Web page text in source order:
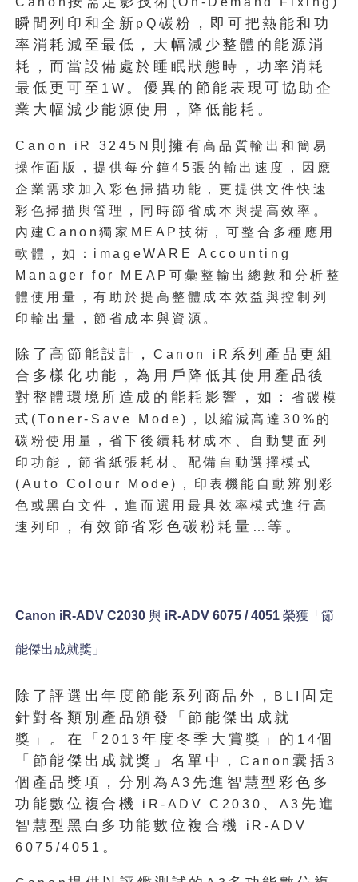
瞬間列印和全新 pQ 碳粉，即可把熱能和功
率消耗減至最低，大幅減少整體的能源消
耗，而當設備處於睡眠狀態時，功率消耗
最低更可至 1W 。優異的節能表現可協助企
業大幅減少能源使用，降低能耗。
Canon iR 3245N 則擁有高品質輸出和簡易
操作面版，提供每分鐘45張的輸出速度，因應
企業需求加入彩色掃描功能，更提供文件快速
彩色掃描與管理，同時節省成本與提高效率。
內建Canon獨家 MEAP 技術，可整合多種應用
軟體，如： imageWARE Accounting
Manager for MEAP 可彙整輸出總數和分析整
體使用量，有助於提高整體成本效益與控制列
印輸出量，節省成本與資源。
除了高節能設計， Canon iR 系列產品更組
合多樣化功能，為用戶降低其使用產品後
對整體環境所造成的能耗影響，如：
省碳模
式 (Toner-Save Mode) ，以縮減高達 30% 的
碳粉使用量，省下後續耗材成本、自動雙面列
印功能，節省紙張耗材、配備自動選擇模式
(Auto Colour Mode)
，印表機能自動辨別彩
色或黑白文件，進而選用最具效率模式進行高
速列印
，有效節省彩色碳粉耗量 …等。
Canon iR-ADV C2030與 iR-ADV 6075 / 4051榮獲「節
能傑出成就獎」
除了評選出年度節能系列商品外， BLI
固定
針對各類別產品頒發「節能傑出成就
獎」。在「2013 年度冬季大賞獎」的 14個
「節能傑出成就獎」名單中， Canon 囊括3
個產品獎項，分別為 A3 先進智慧型彩色多
功能數位複合機
iR-ADV C2030 、 A3 先進
智慧型黑白多功能數位複合機
iR-ADV
6075/4051 。